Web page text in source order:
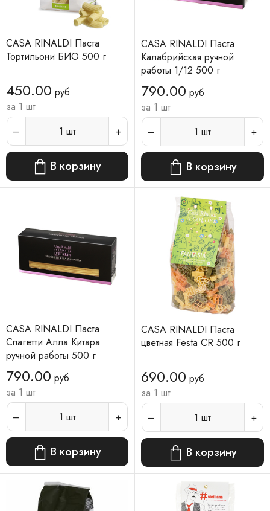
CASA RINALDI Паста
Тортильони БИО 500 г
450.00 руб
за 1 шт
1 шт
В корзину
CASA RINALDI Паста
Калабрийская ручной
работы 1/12 500 г
790.00 руб
за 1 шт
1 шт
В корзину
CASA RINALDI Паста
Спагетти Алла Китара
ручной работы 500 г
790.00 руб
за 1 шт
1 шт
В корзину
CASA RINALDI Паста
цветная Festa CR 500 г
690.00 руб
за 1 шт
1 шт
В корзину